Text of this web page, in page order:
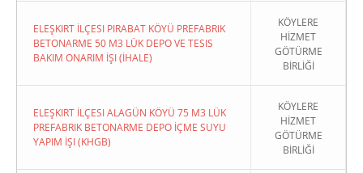
ELEŞKIRT İLÇESI PIRABAT KÖYÜ PREFABRIK
BETONARME 50 M3 LÜK DEPO VE TESIS
BAKIM ONARIM İŞI (İHALE)
KÖYLERE
HİZMET
GÖTÜRME
BİRLİĞİ
ELEŞKIRT İLÇESI ALAGÜN KÖYÜ 75 M3 LÜK
PREFABRIK BETONARME DEPO İÇME SUYU
YAPIM İŞI (KHGB)
KÖYLERE
HİZMET
GÖTÜRME
BİRLİĞİ